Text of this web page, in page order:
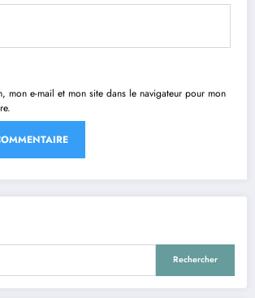
mon e-mail et mon site dans le navigateur pour mon
Rechercher